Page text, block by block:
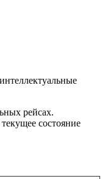
рейсах.
состояние